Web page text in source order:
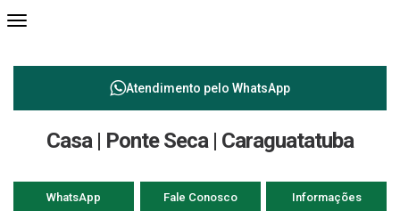
Atendimento pelo WhatsApp
Casa | Ponte Seca | Caraguatatuba
WhatsApp Fale Conosco Informações